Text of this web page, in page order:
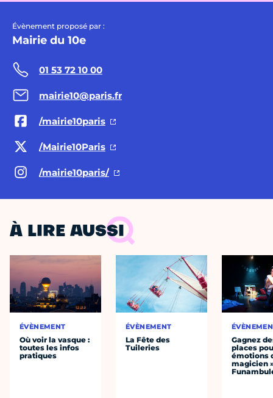
Évènement proposé par :
Mairie du 10e
01 53 72 10 00
mairie10@paris.fr
/mairie10paris
/Mairie10Paris
/mairie10paris/
À LIRE AUSSI
ÉVÈNEMENT
Où voir la vasque :
toutes les infos
pratiques
ÉVÈNEMENT
La Fête des
Tuileries
Gagnez
places
émotions
magicien